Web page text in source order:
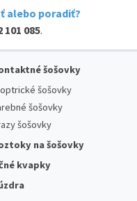
alebo poradiť?
101 085.
šošovky
šošovky
šošovky
šošovky
na šošovky
kvapky